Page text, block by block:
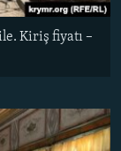
Kiriş fiyatı –